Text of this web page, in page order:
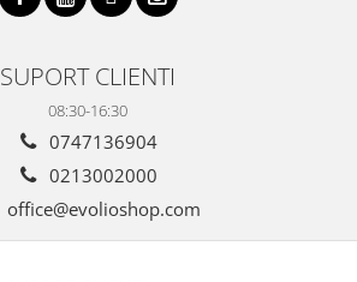
SUPORT CLIENTI
08:30-16:30
0747136904
0213002000
office@evolioshop.com